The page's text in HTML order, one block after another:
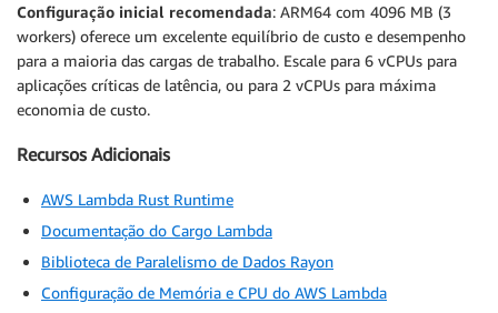
Configuração inicial recomendada: ARM64 com 4096 MB (3
workers) oferece um excelente equilíbrio de custo e desempenho
para a maioria das cargas de trabalho. Escale para 6 vCPUs para
aplicações críticas de latência, ou para 2 vCPUs para máxima
economia de custo.
Recursos Adicionais
AWS Lambda Rust Runtime
Documentação do Cargo Lambda
Biblioteca de Paralelismo de Dados Rayon
Configuração de Memória e CPU do AWS Lambda